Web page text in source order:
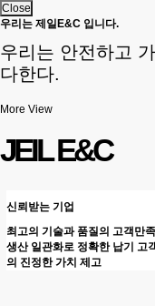
Close
우리는 제일E&C 입니다.
우리는 안전하고
다한다.
More View
JEIL E&C
신뢰받는 기업
최고의 기술과 품질의 고객만족
생산 일관화로 정확한 납기 고
의 진정한 가치 제고